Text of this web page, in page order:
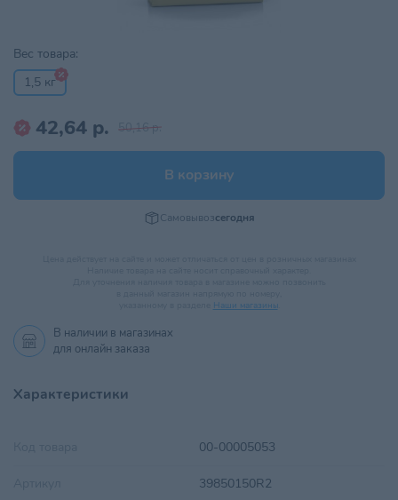
Вес товара:
1,5 кг
42,64 р. 50,16 р.
В корзину
Самовывозсегодня
Наши магазины.
В наличии в магазинах
для онлайн заказа
Характеристики
00-00005053
39850150R2